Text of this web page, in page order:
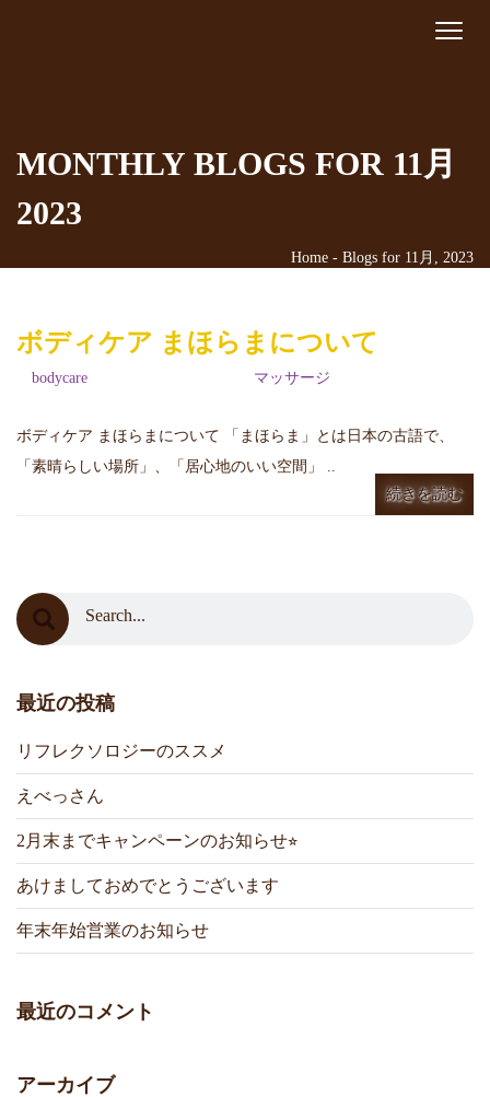
Toggle
MONTHLY BLOGS FOR 11月
2023
Home - Blogs for 11月, 2023
ボディケア まほらまについて
bodycare マッサージ
ボディケア まほらまについて 「まほらま」とは日本の古語で、
「素晴らしい場所」、「居心地のいい空間」 ..
続きを読む
最近の投稿
リフレクソロジーのススメ
えべっさん
2月末までキャンペーンのお知らせ⭐︎
あけましておめでとうございます
年末年始営業のお知らせ
最近のコメント
アーカイブ
[booked-calendar]